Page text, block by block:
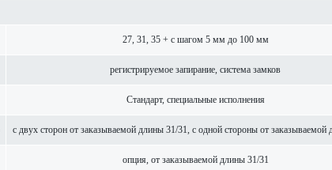
27, 31, 35 + с шагом 5 мм до 100 мм
регис­триру­емое запирание, сис­тема замков
Стандарт, специальные исполнения
с двух сторон от заказываемой длины 31/31, с одной стороны от заказываемой
опция, от заказываемой длины 31/31